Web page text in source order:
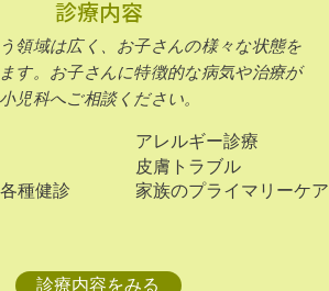
診療内容
領域は広く、お子さんの様々な状態を
す。 お子さんに特徴的な病気や治療が
児科へご相談ください。
種健診
アレルギー診療
皮膚トラブル
家族のプライマリーケア
診療内容をみる